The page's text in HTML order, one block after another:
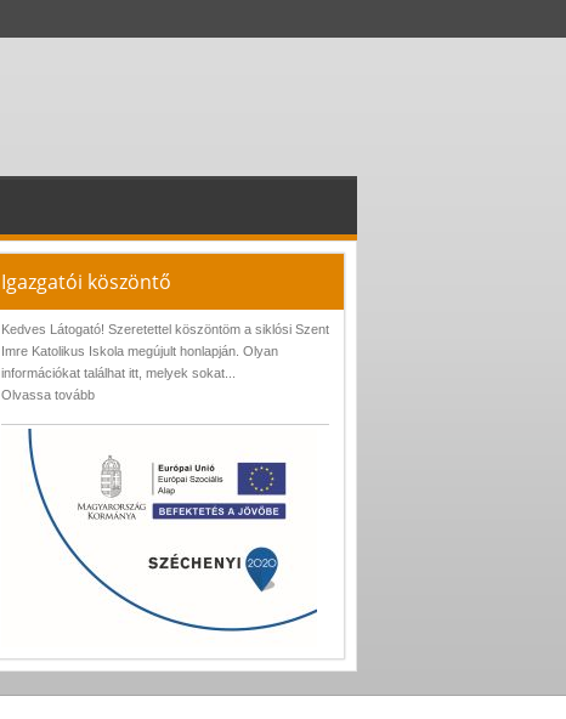
Igazgatói köszöntő
Kedves Látogató! Szeretettel köszöntöm a siklósi Szent
Imre Katolikus Iskola megújult honlapján. Olyan
információkat találhat itt, melyek sokat...
Olvassa tovább